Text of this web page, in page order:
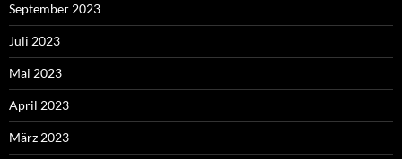
September 2023
Juli 2023
Mai 2023
April 2023
März 2023